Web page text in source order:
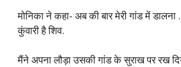
मोनिका ने कहा- अब की बार मेरी गांड में
कुंवारी है शिव.
मैंने अपना लौड़ा उसकी गांड के सुराख पर रख